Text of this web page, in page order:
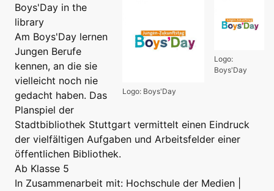
Logo:
Boys'Day
Logo: Boys'Day
Boys'Day in the
library
Am Boys'Day lernen
Jungen Berufe
kennen, an die sie
vielleicht noch nie
gedacht haben. Das
Planspiel der
Stadtbibliothek Stuttgart vermittelt einen Eindruck
der vielfältigen Aufgaben und Arbeitsfelder einer
öffentlichen Bibliothek.
Ab Klasse 5
In Zusammenarbeit mit: Hochschule der Medien |